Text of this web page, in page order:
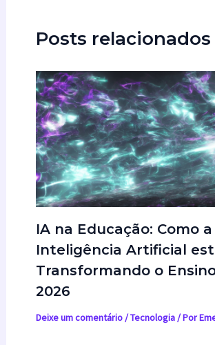
Posts relacionados
IA na Educação: Como a
Inteligência Artificial
Transformando o
2026
Deixe um comentário /Tecnologia/ Por